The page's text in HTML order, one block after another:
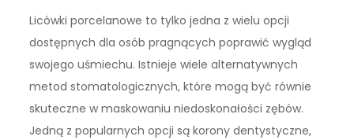
Licówki porcelanowe to tylko jedna z wielu opcji
dostępnych dla osób pragnących poprawić wygląd
swojego uśmiechu. Istnieje wiele alternatywnych
metod stomatologicznych, które mogą być równie
skuteczne w maskowaniu niedoskonałości zębów.
Jedną z popularnych opcji są korony dentystyczne,